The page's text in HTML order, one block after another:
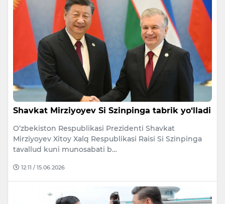
Shavkat Mirziyoyev Si Szinpinga tabrik yo‘lladi
O‘zbekiston Respublikasi Prezidenti Shavkat
Mirziyoyev Xitoy Xalq Respublikasi Raisi Si Szinpinga
tavallud kuni munosabati b…
12:11 / 15.06.2026